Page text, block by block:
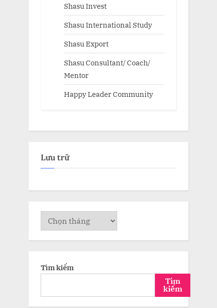
Shasu Invest
Shasu International Study
Shasu Export
Shasu Consultant/ Coach/
Mentor
Happy Leader Community
Lưu trữ
Lưu
trữ
Tìm kiếm
Tìm
kiếm